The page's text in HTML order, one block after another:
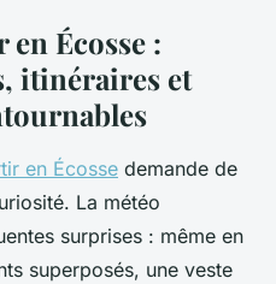
Écosse :
itinéraires et
en Écosse demande de
La météo
surprises : même en
superposés, une veste